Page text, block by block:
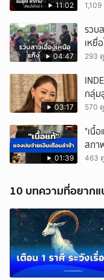
11:02 1,109
04:47
รวบ
เหยื่
บาท
293 ดู
03:17
กลุ่ม
570 ดู
01:39
"เนื้
สภา
463 ดู
10 บทความที่อยาก